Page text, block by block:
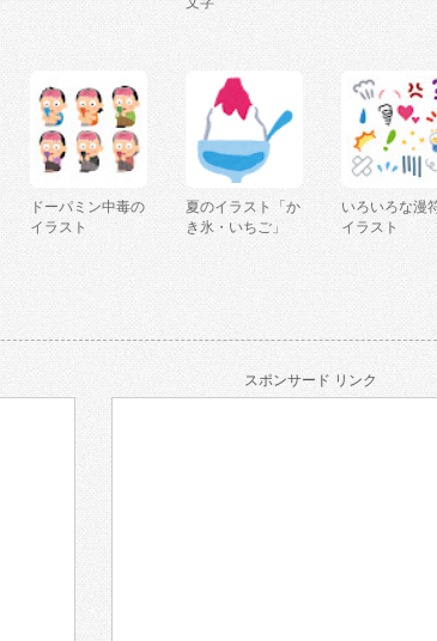
ドーパミン中毒の
イラスト
夏のイラスト「か
き氷・いちご」
いろいろな漫
イラスト
スポンサード リンク